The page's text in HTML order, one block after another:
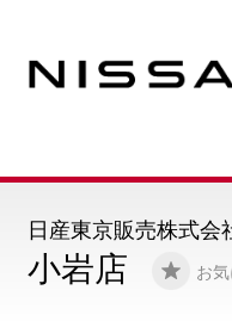
小岩店 お
日産東京販売株式会